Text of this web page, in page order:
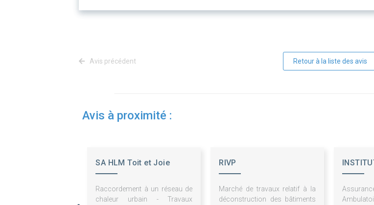
Avis précédent Retour à la liste des avis
Avis à proximité :
SA HLM Toit et Joie
Raccordement à un réseau de
chaleur urbain - Travaux
RIVP
Marché de travaux relatif à la
déconstruction des bâtiments